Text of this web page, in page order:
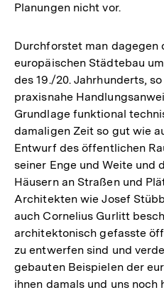
Planungen nicht vor.
Durchforstet man dagegen
europäischen Städtebau
des 19./20. Jahrhunderts,
praxisnahe
Grundlage funktional
damaligen Zeit so gut wie
Entwurf des öffentlichen
seiner Enge und Weite und
Häusern an Straßen und
Architekten wie Josef
auch Cornelius Gurlitt
architektonisch gefasste
zu entwerfen sind und
gebauten Beispielen der
ihnen damals und uns